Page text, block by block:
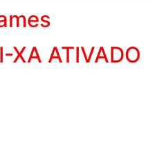
XA ATIVADO